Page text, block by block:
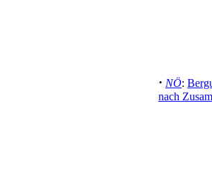
· NÖ:
nach